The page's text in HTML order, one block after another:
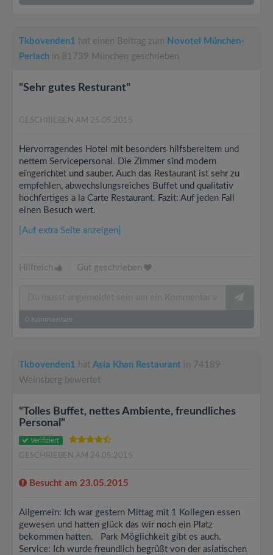
Tkbovenden1 hat einen Beitrag zum Novotel München-
Perlach in 81739 München geschrieben
"Sehr gutes Resturant"
GESCHRIEBEN AM 25.05.2015
Hervorragendes Hotel mit besonders hilfsbereitem und
nettem Servicepersonal. Die Zimmer sind modern
eingerichtet und sauber. Auch das Restaurant ist sehr zu
empfehlen, abwechslungsreiches Buffet und qualitativ
hochfertiges a la Carte Restaurant. Fazit: Auf jeden Fall
einen Besuch wert.
[Auf extra Seite anzeigen]
Hilfreich Gut geschrieben
0 Kommentare
Tkbovenden1 hat Asia Khan Restaurant in 74189
Weinsberg bewertet
"Tolles Buffet, nettes Ambiente, freundliches
Personal"
Verifiziert
GESCHRIEBEN AM 24.05.2015
Besucht am 23.05.2015
Allgemein: Ich war gestern Mittag mit 1 Kollegen essen
gewesen und hatten glück das wir noch ein Platz
bekommen hatten. Park Möglichkeit gibt es auch.
Service: Ich wurde freundlich begrüßt von der asiatischen